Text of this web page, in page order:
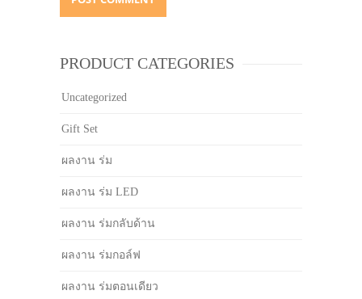
PRODUCT CATEGORIES
Uncategorized
Gift Set
ผลงาน ร่ม
ผลงาน ร่ม LED
ผลงาน ร่มกลับด้าน
ผลงาน ร่มกอล์ฟ
ผลงาน ร่มตอนเดียว